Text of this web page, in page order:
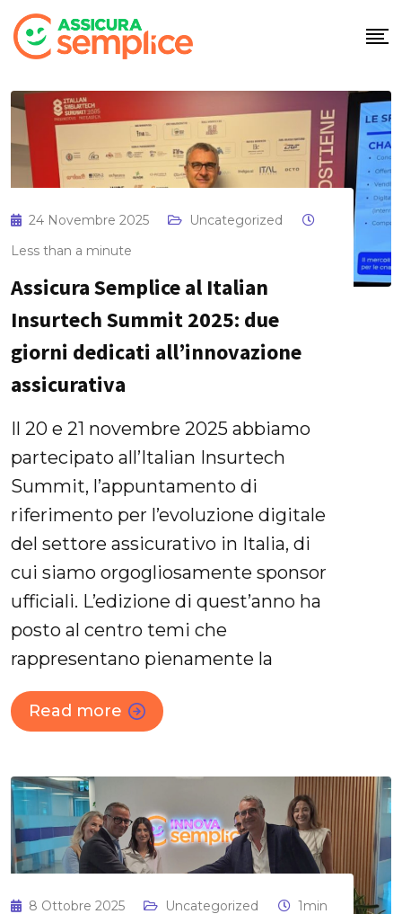
Skip
to
24 Novembre 2025
Uncategorized
Less than a minute
Assicura Semplice al Italian
Insurtech Summit 2025: due
giorni dedicati all’innovazione
assicurativa
Il 20 e 21 novembre 2025 abbiamo
partecipato all’Italian Insurtech
Summit, l’appuntamento di
riferimento per l’evoluzione digitale
del settore assicurativo in Italia, di
cui siamo orgogliosamente sponsor
ufficiali. L’edizione di quest’anno ha
posto al centro temi che
rappresentano pienamente la
Read more
8 Ottobre 2025 Uncategorized
1min